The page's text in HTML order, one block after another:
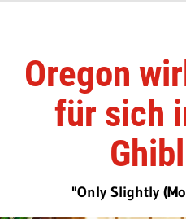
Oregon
für sich
"Only Slightly